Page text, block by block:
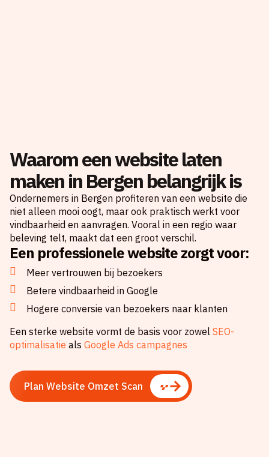
Waarom een website laten
maken in Bergen belangrijk is
Ondernemers in Bergen profiteren van een website die
niet alleen mooi oogt, maar ook praktisch werkt voor
vindbaarheid en aanvragen. Vooral in een regio waar
beleving telt, maakt dat een groot verschil.
Een professionele website zorgt voor:
Meer vertrouwen bij bezoekers
Betere vindbaarheid in Google
Hogere conversie van bezoekers naar klanten
Een sterke website vormt de basis voor zowel SEO-
optimalisatie als Google Ads campagnes
Plan Website Omzet Scan